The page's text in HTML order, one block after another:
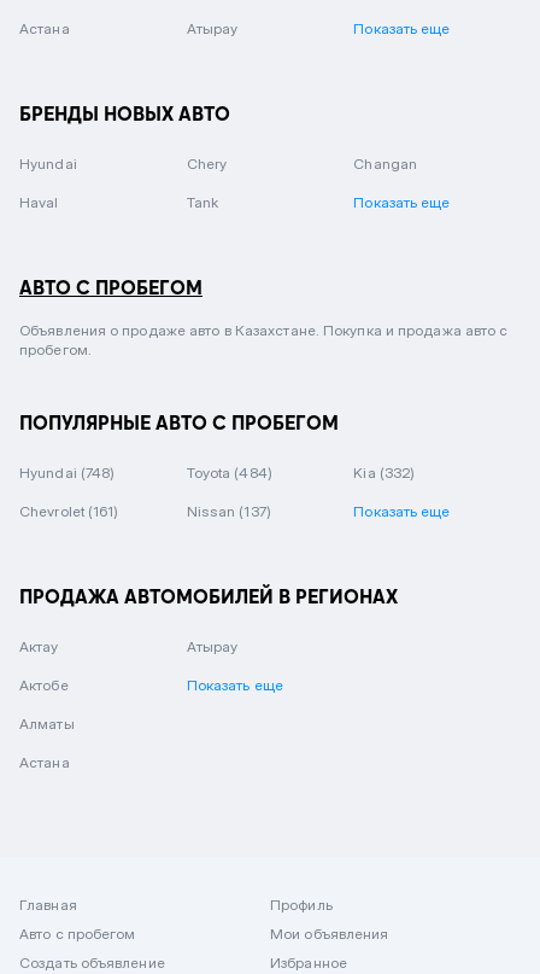
Астана Атырау Показать еще
БРЕНДЫ НОВЫХ АВТО
Hyundai Chery Changan
Haval Tank Показать еще
АВТО С ПРОБЕГОМ
Объявления о продаже авто в Казахстане. Покупка и продажа авто с
пробегом.
ПОПУЛЯРНЫЕ АВТО С ПРОБЕГОМ
Hyundai (748) Toyota (484) Kia (332)
Chevrolet (161) Nissan (137) Показать еще
ПРОДАЖА АВТОМОБИЛЕЙ В РЕГИОНАХ
Актау
Актобе
Алматы
Астана
Атырау
Показать еще
Главная
Авто с пробегом
Создать объявление
Профиль
Мои объявления
Избранное